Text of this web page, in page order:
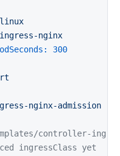
linux
ingress-nginx
300
nginx-admission
controller-
ingressClass yet